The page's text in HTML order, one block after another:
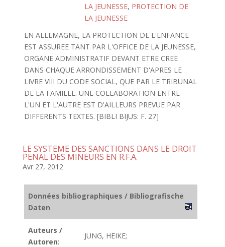
LA JEUNESSE, PROTECTION DE
LA JEUNESSE
EN ALLEMAGNE, LA PROTECTION DE L'ENFANCE
EST ASSUREE TANT PAR L'OFFICE DE LA JEUNESSE,
ORGANE ADMINISTRATIF DEVANT ETRE CREE
DANS CHAQUE ARRONDISSEMENT D'APRES LE
LIVRE VIII DU CODE SOCIAL, QUE PAR LE TRIBUNAL
DE LA FAMILLE. UNE COLLABORATION ENTRE
L'UN ET L'AUTRE EST D'AILLEURS PREVUE PAR
DIFFERENTS TEXTES. [BIBLI BIJUS: F. 27]
LE SYSTEME DES SANCTIONS DANS LE DROIT
PENAL DES MINEURS EN R.F.A.
Avr 27, 2012
Données bibliographiques / Bibliografische
Daten
Auteurs /
Autoren:
JUNG, HEIKE;